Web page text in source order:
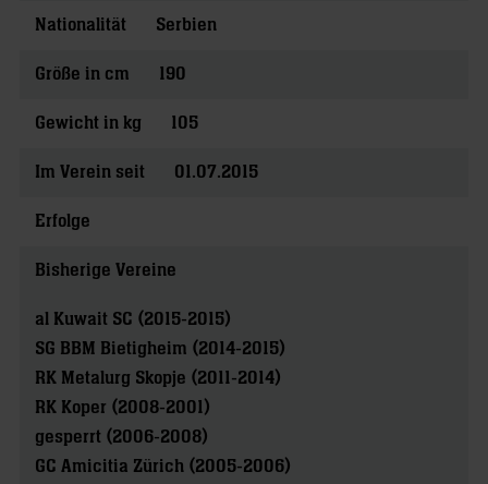
Nationalität Serbien
Größe in cm 190
Gewicht in kg 105
Im Verein seit 01.07.2015
Erfolge
Bisherige Vereine
al Kuwait SC (2015-2015)
SG BBM Bietigheim (2014-2015)
RK Metalurg Skopje (2011-2014)
RK Koper (2008-2001)
gesperrt (2006-2008)
GC Amicitia Zürich (2005-2006)